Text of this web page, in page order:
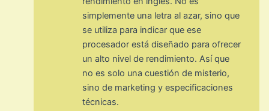
simplemente una letra al azar, sino que
se utiliza para indicar que ese
procesador está diseñado para ofrecer
un alto nivel de rendimiento. Así que
no es solo una cuestión de misterio,
sino de marketing y especificaciones
técnicas.